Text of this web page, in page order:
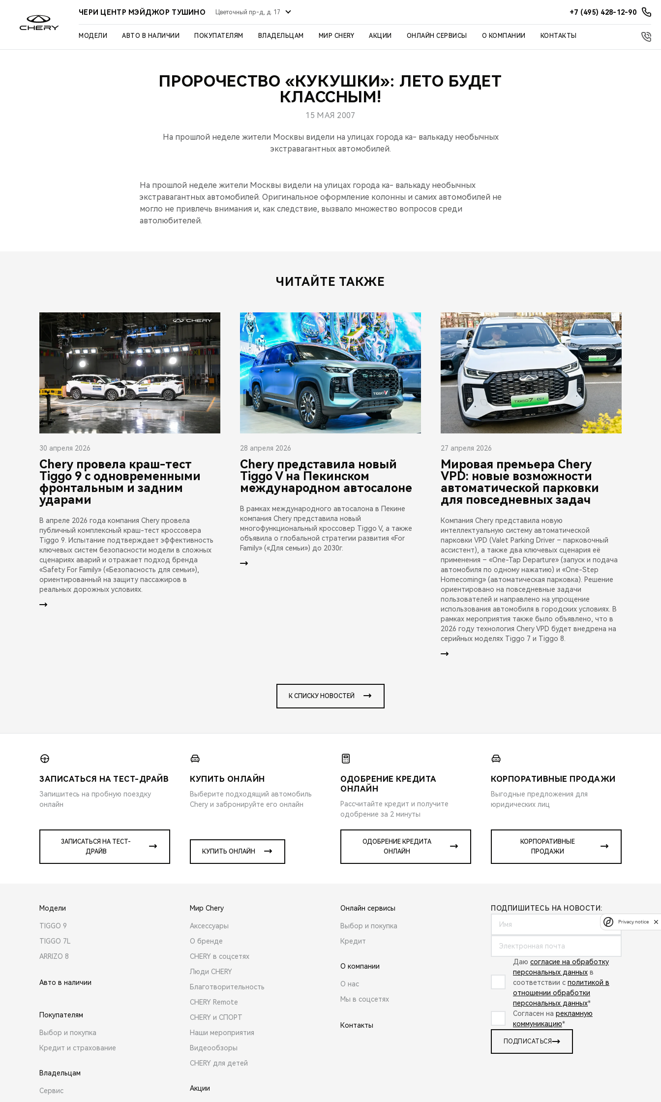
ЧЕРИ ЦЕНТР МЭЙДЖОР ТУШИНО Цветочный пр-д, д. 17 +7 (495) 428-12-90
МОДЕЛИ АВТО В НАЛИЧИИ ПОКУПАТЕЛЯМ ВЛАДЕЛЬЦАМ МИР CHERY АКЦИИ ОНЛАЙН СЕРВИСЫ О КОМПАНИИ КОНТАКТЫ
ПРОРОЧЕСТВО «КУКУШКИ»: ЛЕТО БУДЕТ
КЛАССНЫМ!
15 МАЯ 2007
На прошлой неделе жители Москвы видели на улицах города ка- валькаду необычных
экстравагантных автомобилей.
На прошлой неделе жители Москвы видели на улицах города ка- валькаду необычных
экстравагантных автомобилей. Оригинальное оформление колонны и самих автомобилей не
могло не привлечь внимания и, как следствие, вызвало множество вопросов среди
автолюбителей.
ЧИТАЙТЕ ТАКЖЕ
30 апреля 2026
Chery провела краш-тест
Tiggo 9 с одновременными
фронтальным и задним
ударами
В апреле 2026 года компания Chery провела
публичный комплексный краш-тест кроссовера
Tiggo 9. Испытание подтверждает эффективность
ключевых систем безопасности модели в сложных
сценариях аварий и отражает подход бренда
«Safety For Family» («Безопасность для семьи»),
ориентированный на защиту пассажиров в
реальных дорожных условиях.
28 апреля 2026
Chery представила новый
Tiggo V на Пекинском
международном автосалоне
В рамках международного автосалона в Пекине
компания Chery представила новый
многофункциональный кроссовер Tiggo V, а также
объявила о глобальной стратегии развития «For
Family» («Для семьи») до 2030г.
27 апреля 2026
Мировая премьера Chery
VPD: новые возможности
автоматической парковки
для повседневных задач
Компания Chery представила новую
интеллектуальную систему автоматической
парковки VPD (Valet Parking Driver – парковочный
ассистент), а также два ключевых сценария её
применения – «One-Tap Departure» (запуск и подача
автомобиля по одному нажатию) и «One-Step
Homecoming» (автоматическая парковка). Решение
ориентировано на повседневные задачи
пользователей и направлено на упрощение
использования автомобиля в городских условиях. В
рамках мероприятия также было объявлено, что в
2026 году технология Chery VPD будет внедрена на
серийных моделях Tiggo 7 и Tiggo 8.
К СПИСКУ НОВОСТЕЙ
ЗАПИСАТЬСЯ НА ТЕСТ-ДРАЙВ
Запишитесь на пробную поездку
онлайн
ЗАПИСАТЬСЯ НА ТЕСТ-
ДРАЙВ
КУПИТЬ ОНЛАЙН
Выберите подходящий автомобиль
Chery и забронируйте его онлайн
КУПИТЬ ОНЛАЙН
ОДОБРЕНИЕ КРЕДИТА
ОНЛАЙН
Рассчитайте кредит и получите
одобрение за 2 минуты
ОДОБРЕНИЕ КРЕДИТА
ОНЛАЙН
КОРПОРАТИВНЫЕ ПРОДАЖИ
Выгодные предложения для
юридических лиц
КОРПОРАТИВНЫЕ
ПРОДАЖИ
Модели
TIGGO 9
TIGGO 7L
ARRIZO 8
Авто в наличии
Покупателям
Выбор и покупка
Кредит и страхование
Владельцам
Сервис
Мир Chery
Аксессуары
О бренде
CHERY в соцсетях
Люди CHERY
Благотворительность
CHERY Remote
CHERY и СПОРТ
Наши мероприятия
Видеообзоры
CHERY для детей
Акции
Онлайн сервисы
Выбор и покупка
Кредит
О компании
О нас
Мы в соцсетях
Контакты
ПОДПИШИТЕСЬ НА НОВОСТИ:
Даю согласие на обработку
персональных данных в
соответствии с политикой в
отношении обработки
персональных данных*
Согласен на рекламную
коммуникацию*
ПОДПИСАТЬСЯ
Privacy notice